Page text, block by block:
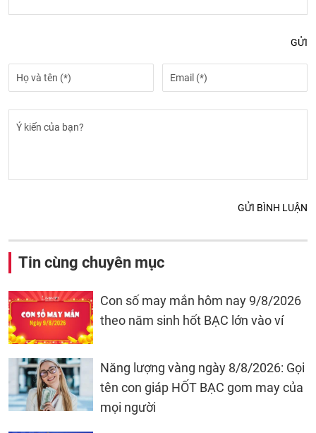
GỬI
GỬI BÌNH LUẬN
Tin cùng chuyên mục
Con số may mắn hôm nay 9/8/2026
theo năm sinh hốt BẠC lớn vào ví
Năng lượng vàng ngày 8/8/2026: Gọi
tên con giáp HỐT BẠC gom may của
mọi người